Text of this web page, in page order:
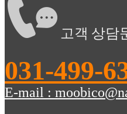
고객 상담
031-499-
E-mail :